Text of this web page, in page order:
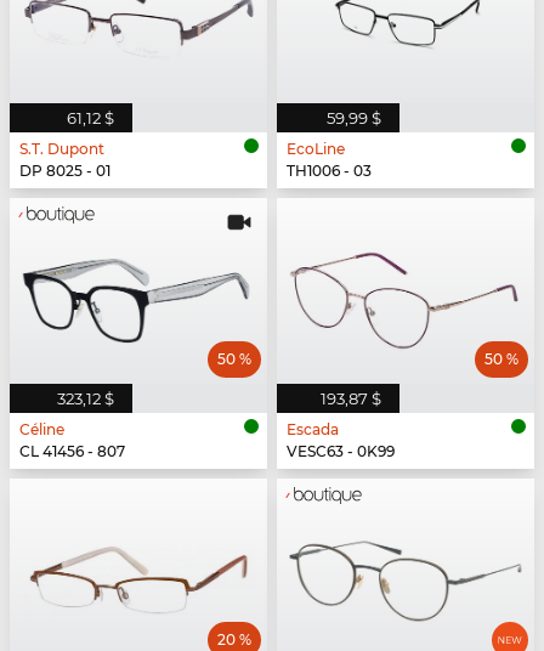
61,12 $
S.T. Dupont
DP 8025 - 01
59,99 $
EcoLine
TH1006 - 03
323,12 $
50 %
Céline
CL 41456 - 807
193,87 $
50 %
Escada
VESC63 - 0K99
20 %